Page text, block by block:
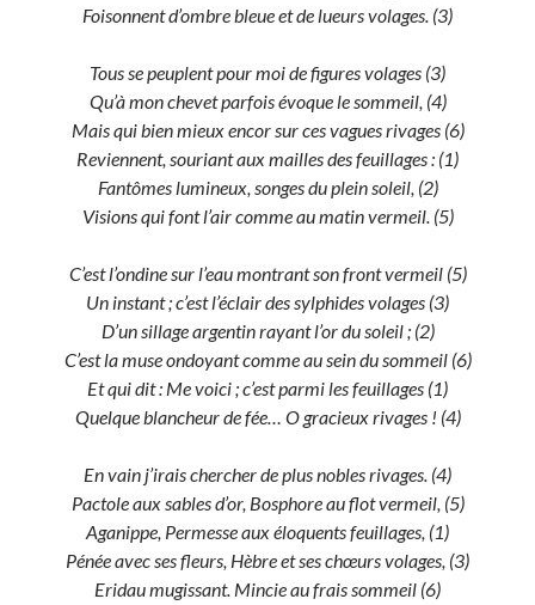
Foisonnent d’ombre bleue et de lueurs volages. (3)
Tous se peuplent pour moi de figures volages (3)
Qu’à mon chevet parfois évoque le sommeil, (4)
Mais qui bien mieux encor sur ces vagues rivages (6)
Reviennent, souriant aux mailles des feuillages : (1)
Fantômes lumineux, songes du plein soleil, (2)
Visions qui font l’air comme au matin vermeil. (5)
C’est l’ondine sur l’eau montrant son front vermeil (5)
Un instant ; c’est l’éclair des sylphides volages (3)
D’un sillage argentin rayant l’or du soleil ; (2)
C’est la muse ondoyant comme au sein du sommeil (6)
Et qui dit : Me voici ; c’est parmi les feuillages (1)
Quelque blancheur de fée… O gracieux rivages ! (4)
En vain j’irais chercher de plus nobles rivages. (4)
Pactole aux sables d’or, Bosphore au flot vermeil, (5)
Aganippe, Permesse aux éloquents feuillages, (1)
Pénée avec ses fleurs, Hèbre et ses chœurs volages, (3)
Eridau mugissant. Mincie au frais sommeil (6)